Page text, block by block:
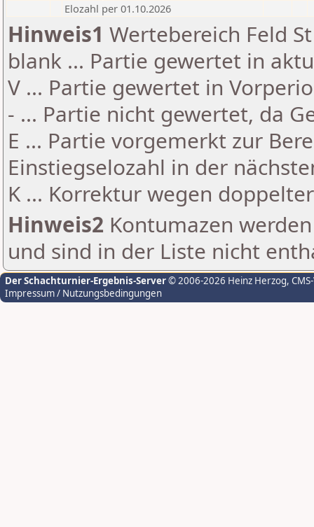
Elozahl per 01.10.2026
Hinweis1 Wertebereich Feld
blank ... Partie gewertet in
V ... Partie gewertet in
- ... Partie nicht gewertet, da
E ... Partie vorgemerkt zur
Einstiegselozahl in der
K ... Korrektur wegen
Hinweis2 Kontumazen
und sind in der Liste nicht
Der Schachturnier-Ergebnis-Server© 2006-2026 Heinz Herzog,
Impressum / Nutzungsbedingungen